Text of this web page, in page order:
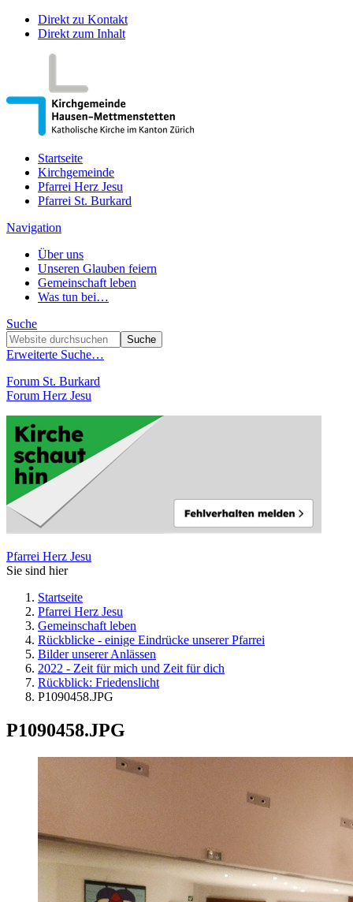
Direkt zu Kontakt
Direkt zum Inhalt
Startseite
Kirchgemeinde
Pfarrei Herz Jesu
Pfarrei St. Burkard
Navigation
Über uns
Unseren Glauben feiern
Gemeinschaft leben
Was tun bei…
Suche
Erweiterte Suche…
Forum St. Burkard
Forum Herz Jesu
Pfarrei Herz Jesu
Sie sind hier
Startseite
Pfarrei Herz Jesu
Gemeinschaft leben
Rückblicke - einige Eindrücke unserer Pfarrei
Bilder unserer Anlässen
2022 - Zeit für mich und Zeit für dich
Rückblick: Friedenslicht
P1090458.JPG
P1090458.JPG